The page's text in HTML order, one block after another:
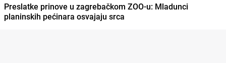
Preslatke prinove u zagrebačkom ZOO-u: Mladunci
planinskih pećinara osvajaju srca